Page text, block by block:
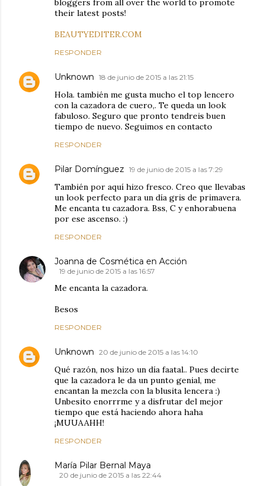
bloggers from all over the world to promote
their latest posts!
BEAUTYEDITER.COM
RESPONDER
Unknown 18 de junio de 2015 a las 21:15
Hola. también me gusta mucho el top lencero
con la cazadora de cuero,. Te queda un look
fabuloso. Seguro que pronto tendreis buen
tiempo de nuevo. Seguimos en contacto
RESPONDER
Pilar Domínguez 19 de junio de 2015 a las 7:29
También por aquí hizo fresco. Creo que llevabas
un look perfecto para un día gris de primavera.
Me encanta tu cazadora. Bss, C y enhorabuena
por ese ascenso. :)
RESPONDER
Joanna de Cosmética en Acción
19 de junio de 2015 a las 16:57
Me encanta la cazadora.
Besos
RESPONDER
Unknown 20 de junio de 2015 a las 14:10
Qué razón, nos hizo un día faatal.. Pues decirte
que la cazadora le da un punto genial, me
encantan la mezcla con la blusita lencera :)
Unbesito enorrrme y a disfrutar del mejor
tiempo que está haciendo ahora haha
¡MUUAAHH!
RESPONDER
María Pilar Bernal Maya
20 de junio de 2015 a las 22:44